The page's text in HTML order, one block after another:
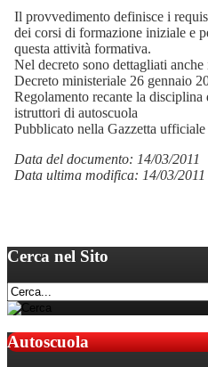
Il provvedimento definisce i
dei corsi di formazione iniziale e
questa attività formativa.
Nel decreto sono dettagliati
Decreto ministeriale 26 gennaio
Regolamento recante la
istruttori di autoscuola
Pubblicato nella Gazzetta
Data del documento: 14/03/2011
Data ultima modifica: 14/03/2011
Cerca nel Sito
Autoscuola